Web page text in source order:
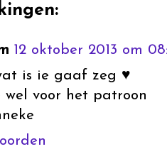
12 oktober 2013 om
is ie gaaf zeg ♥
wel voor het patroon